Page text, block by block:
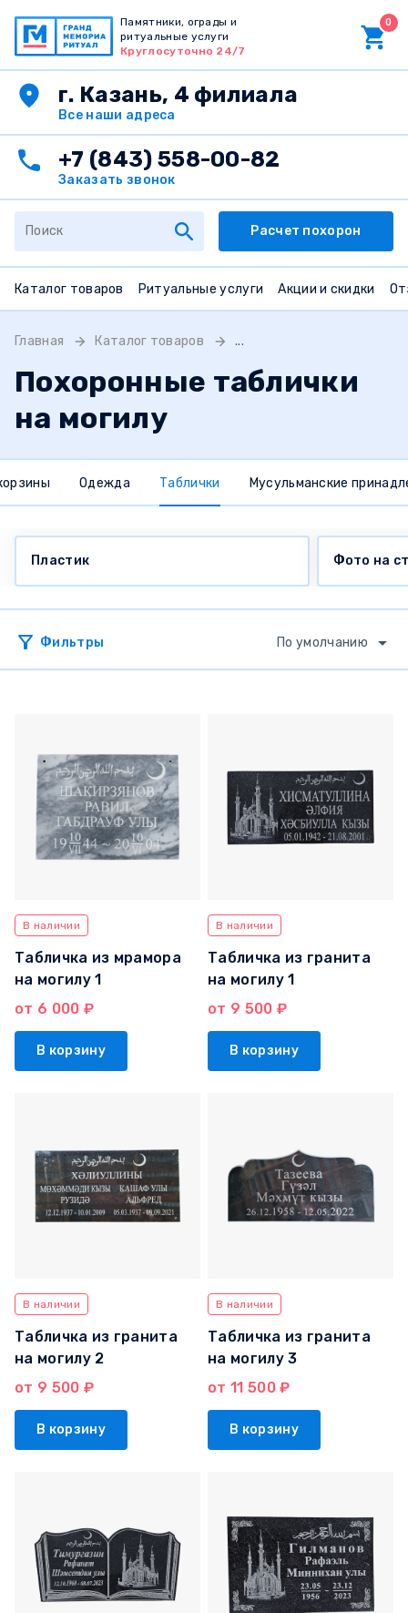
Памятники, ограды и
ритуальные услуги
Круглосуточно 24/7
г. Казань, 4 филиала
Все наши адреса
+7 (843) 558-00-82
Заказать звонок
0
Расчет похорон
Каталог товаров Ритуальные услуги Акции и скидки
Главная Каталог товаров ...
Похоронные таблички
на могилу
Одежда Таблички Мусульманские
Пластик Фото на
Фильтры По умолчанию
В наличии
Табличка из мрамора
на могилу 1
от 6 000 ₽
В корзину
В наличии
Табличка из гранита
на могилу 1
от 9 500 ₽
В корзину
В наличии
Табличка из гранита
на могилу 2
от 9 500 ₽
В корзину
В наличии
Табличка из гранита
на могилу 3
от 11 500 ₽
В корзину